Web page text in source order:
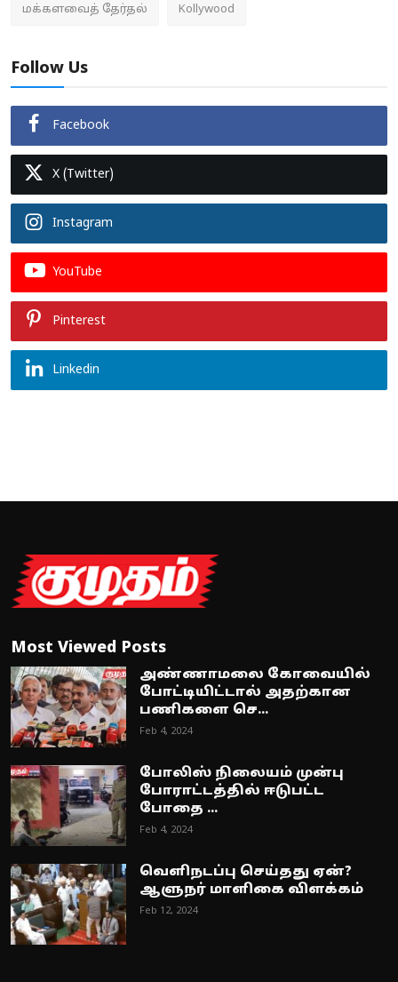
மக்களவைத் தேர்தல் Kollywood
Follow Us
Facebook
X (Twitter)
Instagram
YouTube
Pinterest
Linkedin
Most Viewed Posts
அண்ணாமலை கோவையில்
போட்டியிட்டால் அதற்கான
பணிகளை செ...
Feb 4, 2024
போலிஸ் நிலையம் முன்பு
போராட்டத்தில் ஈடுபட்ட
போதை ...
Feb 4, 2024
வெளிநடப்பு செய்தது ஏன்?
ஆளுநர் மாளிகை விளக்கம்
Feb 12, 2024